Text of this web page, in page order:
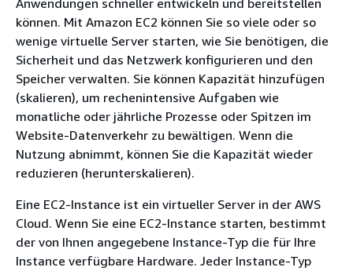
Anwendungen schneller entwickeln und bereitstellen
können. Mit Amazon EC2 können Sie so viele oder so
wenige virtuelle Server starten, wie Sie benötigen, die
Sicherheit und das Netzwerk konfigurieren und den
Speicher verwalten. Sie können Kapazität hinzufügen
(skalieren), um rechenintensive Aufgaben wie
monatliche oder jährliche Prozesse oder Spitzen im
Website-Datenverkehr zu bewältigen. Wenn die
Nutzung abnimmt, können Sie die Kapazität wieder
reduzieren (herunterskalieren).
Eine EC2-Instance ist ein virtueller Server in der AWS
Cloud. Wenn Sie eine EC2-Instance starten, bestimmt
der von Ihnen angegebene Instance-Typ die für Ihre
Instance verfügbare Hardware. Jeder Instance-Typ